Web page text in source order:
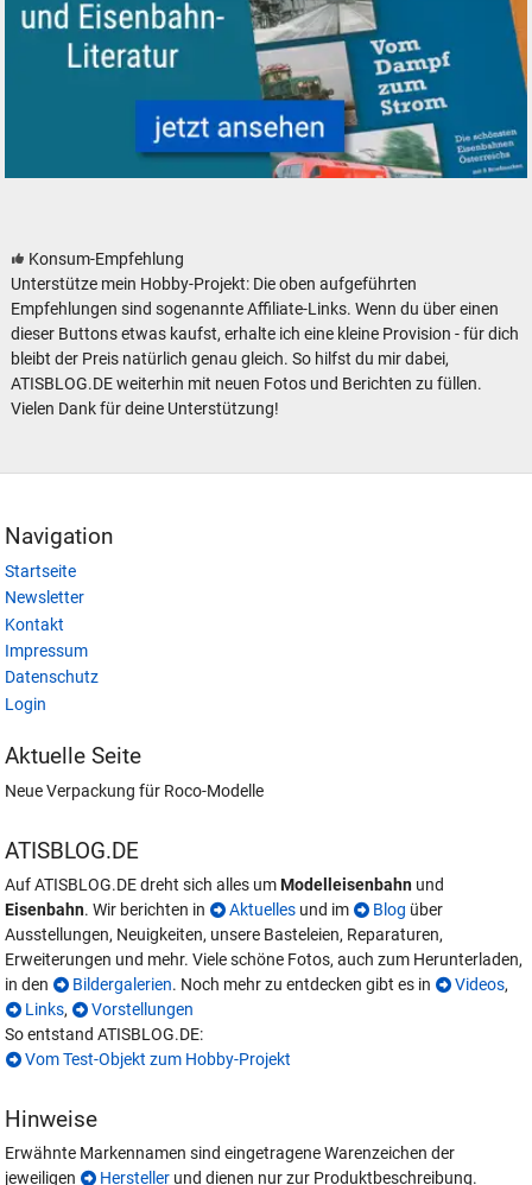
Konsum-Empfehlung
Unterstütze mein Hobby-Projekt: Die oben aufgeführten
Empfehlungen sind sogenannte Affiliate-Links. Wenn du über einen
dieser Buttons etwas kaufst, erhalte ich eine kleine Provision - für dich
bleibt der Preis natürlich genau gleich. So hilfst du mir dabei,
ATISBLOG.DE weiterhin mit neuen Fotos und Berichten zu füllen.
Vielen Dank für deine Unterstützung!
Navigation
Startseite
Newsletter
Kontakt
Impressum
Datenschutz
Login
Aktuelle Seite
Neue Verpackung für Roco-Modelle
ATISBLOG.DE
Auf ATISBLOG.DE dreht sich alles umModelleisenbahn und
Eisenbahn. Wir berichten in Aktuelles und im Blog über
Ausstellungen, Neuigkeiten, unsere Basteleien, Reparaturen,
Erweiterungen und mehr. Viele schöne Fotos, auch zum Herunterladen,
in den
Bildergalerien. Noch mehr zu entdecken gibt es in Videos,
Links,
Vorstellungen
So entstand ATISBLOG.DE:
Vom Test-Objekt zum Hobby-Projekt
Hinweise
Erwähnte Markennamen sind eingetragene Warenzeichen der
jeweiligen
Hersteller und dienen nur zur Produktbeschreibung.